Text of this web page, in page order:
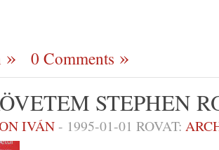
0 Comments
STEPHEN
IVÁN- 1995-01-01 ROVAT: